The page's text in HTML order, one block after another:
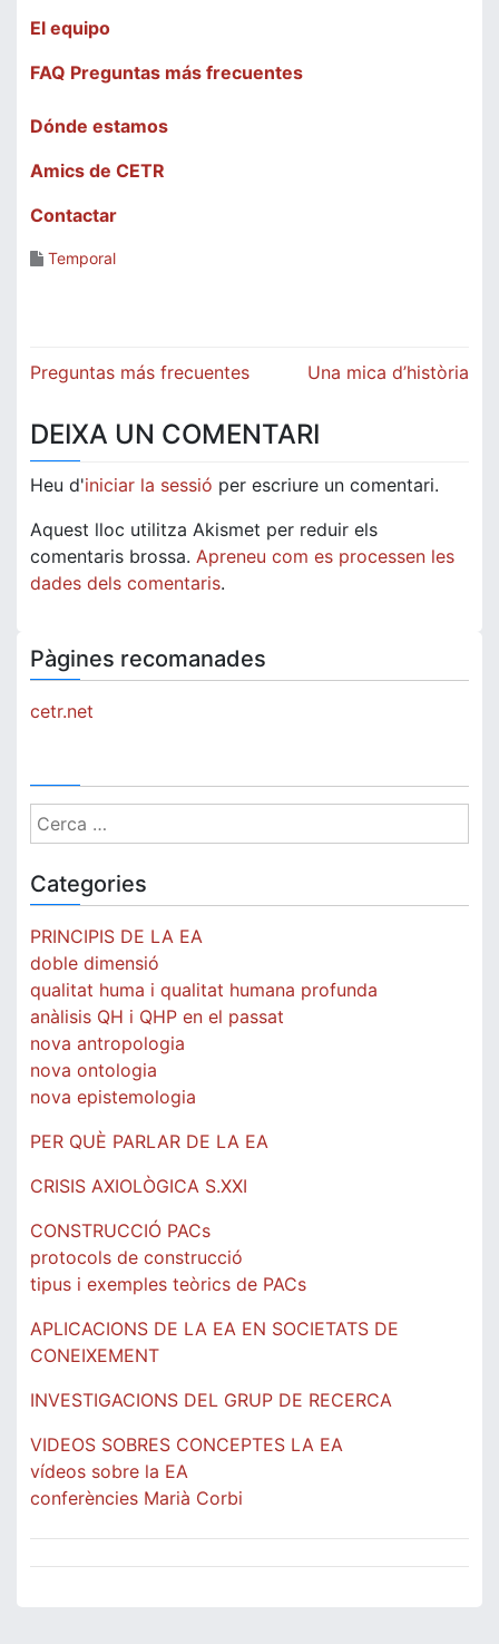
El equipo
FAQ Preguntas más frecuentes
Dónde estamos
Amics de CETR
Contactar
Temporal
Navegació
Preguntas más frecuentes Una mica d’història
DEIXA UN COMENTARI
Heu d'iniciar la sessió per escriure un comentari.
Aquest lloc utilitza Akismet per reduir els
comentaris brossa. Apreneu com es processen les
dades dels comentaris.
Pàgines recomanades
cetr.net
Cerca:
Categories
PRINCIPIS DE LA EA
doble dimensió
qualitat huma i qualitat humana profunda
anàlisis QH i QHP en el passat
nova antropologia
nova ontologia
nova epistemologia
PER QUÈ PARLAR DE LA EA
CRISIS AXIOLÒGICA S.XXI
CONSTRUCCIÓ PACs
protocols de construcció
tipus i exemples teòrics de PACs
APLICACIONS DE LA EA EN SOCIETATS DE
CONEIXEMENT
INVESTIGACIONS DEL GRUP DE RECERCA
VIDEOS SOBRES CONCEPTES LA EA
vídeos sobre la EA
conferències Marià Corbi